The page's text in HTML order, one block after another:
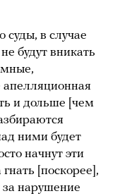
суды, в случае
будут вникать
апелляционная
и дольше [чем
ними будет
начнут эти
[поскорее],
нарушение